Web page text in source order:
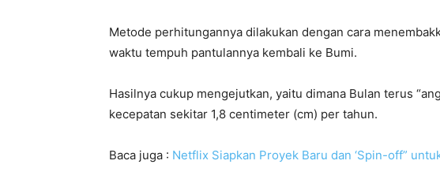
Metode perhitungannya dilakukan dengan cara
waktu tempuh pantulannya kembali ke Bumi.
Hasilnya cukup mengejutkan, yaitu dimana Bulan terus
kecepatan sekitar 1,8 centimeter (cm) per tahun.
Baca juga : Netflix Siapkan Proyek Baru dan ‘Spin-off”